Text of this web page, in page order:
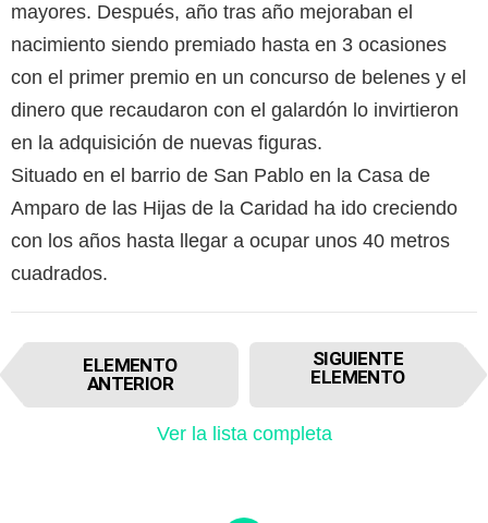
mayores. Después, año tras año mejoraban el
nacimiento siendo premiado hasta en 3 ocasiones
con el primer premio en un concurso de belenes y el
dinero que recaudaron con el galardón lo invirtieron
en la adquisición de nuevas figuras.
Situado en el barrio de San Pablo en la Casa de
Amparo de las Hijas de la Caridad ha ido creciendo
con los años hasta llegar a ocupar unos 40 metros
cuadrados.
I
e
ELEMENTO
ANTERIOR
SIGUIENTE
ELEMENTO
Ver la lista completa